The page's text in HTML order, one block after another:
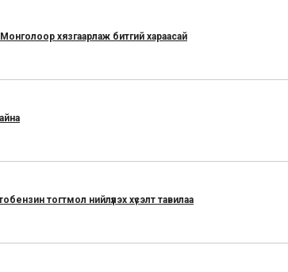
хязгаарлаж битгий хараасай
тогтмол нийлүүлэх хүсэлт тавилаа